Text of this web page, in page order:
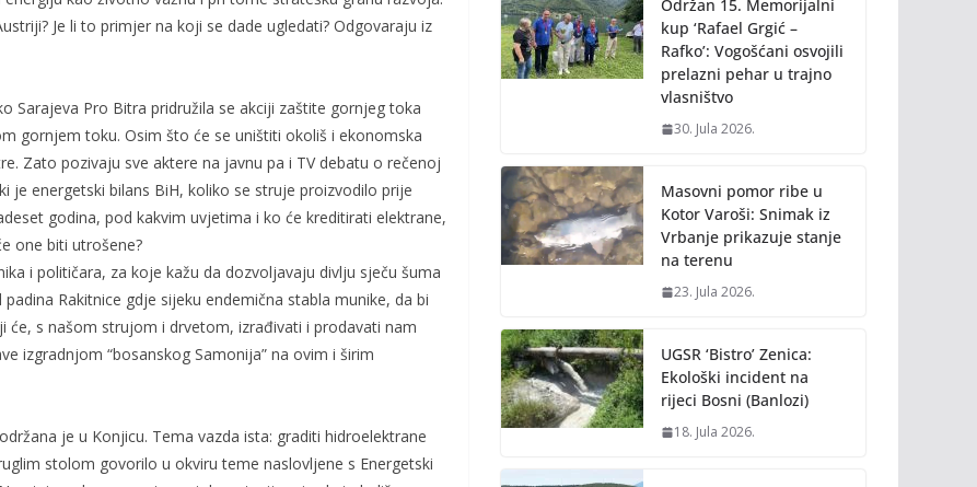
Je li to primjer na koji se dade ugledati? Odgovaraju iz
Sarajeva Pro Bitra pridružila se akciji zaštite gornjeg toka
gornjem toku. Osim što će se uništiti okoliš i ekonomska
Zato pozivaju sve aktere na javnu pa i TV debatu o rečenoj
je energetski bilans BiH, koliko se struje proizvodilo prije
godina, pod kakvim uvjetima i ko će kreditirati elektrane,
one biti utrošene?
i političara, za koje kažu da dozvoljavaju divlju sječu šuma
Rakitnice gdje sijeku endemična stabla munike, da bi
će, s našom strujom i drvetom, izrađivati i prodavati nam
izgradnjom “bosanskog Samonija” na ovim i širim
je u Konjicu. Tema vazda ista: graditi hidroelektrane
stolom govorilo u okviru teme naslovljene s Energetski
k k
Održan 15. Memorijalni
kup ‘Rafael Grgić –
Rafko’: Vogošćani osvojili
prelazni pehar u trajno
vlasništvo
30. Jula 2026.
Masovni pomor ribe u
Kotor Varoši: Snimak iz
Vrbanje prikazuje stanje
na terenu
23. Jula 2026.
UGSR ‘Bistro’ Zenica:
Ekološki incident na
rijeci Bosni (Banlozi)
18. Jula 2026.